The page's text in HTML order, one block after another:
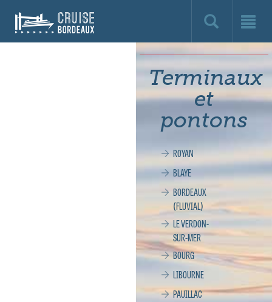
Cruise
Bordeaux,
Terminaux
et
pontons
ROYAN
BLAYE
BORDEAUX
(FLUVIAL)
LE VERDON-
SUR-MER
BOURG
LIBOURNE
PAUILLAC